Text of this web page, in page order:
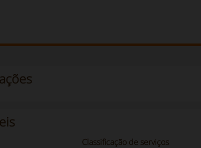
Classificação de serviços